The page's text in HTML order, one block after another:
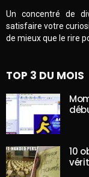
Un concentré de
satisfaire votre
de mieux que le rire
TOP 3 DU MOIS
10